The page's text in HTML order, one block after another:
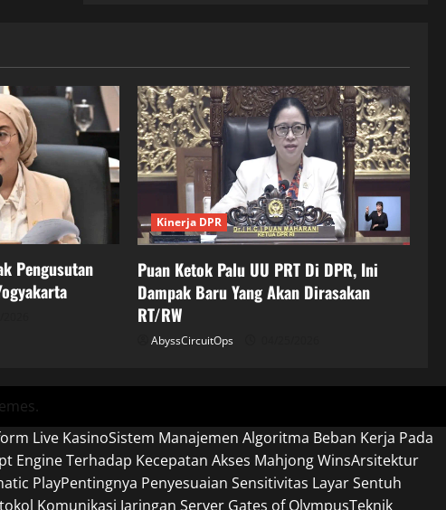
Pengusutan
Kinerja DPR
Puan Ketok Palu UU PRT Di DPR, Ini
Dampak Baru Yang Akan Dirasakan
RT/RW
AbyssCircuitOps
Live KasinoSistem Manajemen Algoritma Beban Kerja Pada
Engine Terhadap Kecepatan Akses Mahjong WinsArsitektur
PlayPentingnya Penyesuaian Sensitivitas Layar Sentuh
Komunikasi Jaringan Server Gates of OlympusTeknik